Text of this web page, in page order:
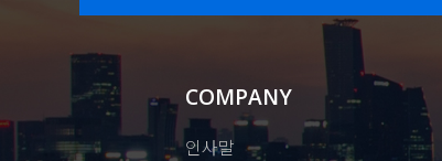
COMPANY
인사말